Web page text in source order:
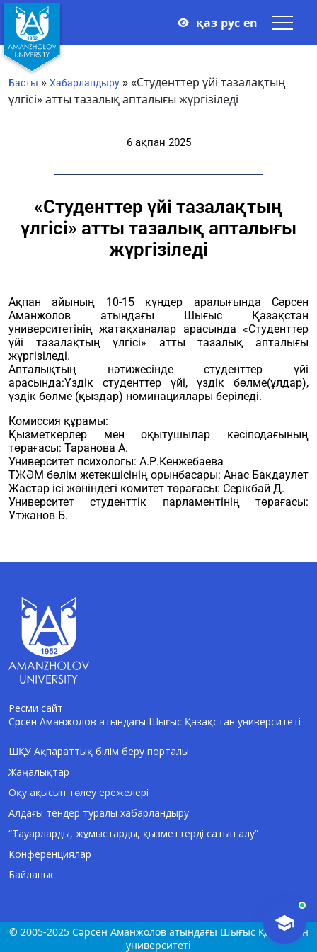
қаз рус en
Басты » Хабарландыру »«Студенттер үйі тазалақтың
үлгісі» атты тазалық апталығы жүргізіледі
6 ақпан 2025
«Студенттер үйі тазалақтың
үлгісі» атты тазалық апталығы
жүргізіледі
Ақпан айының 10-15 күндер аралығында Сәрсен
Аманжолов атындағы Шығыс Қазақстан
университетінің жатақханалар арасында «Студенттер
үйі тазалақтың үлгісі» атты тазалық апталығы
жүргізіледі.
Апталықтың нәтижесінде студенттер үйі
арасында:Үздік студенттер үйі, үздік бөлме(ұлдар),
үздік бөлме (қыздар) номинациялары беріледі.
Комиссия құрамы:
Қызметкерлер мен оқытушылар кәсіподағының
төрағасы: Таранова А.
Университет психологы: А.Р.Кенжебаева
ТЖӘМ бөлім жетекшісінің орынбасары: Анас Бакдаулет
Жастар ісі жөніндегі комитет төрағасы: Серікбай Д.
Университет студенттік парламентінің төрағасы:
Утжанов Б.
Ресми сайт
Сәрсен Аманжолов атындағы Шығыс Қазақстан университеті
ШҚУ Ақпараттық білім беру порталы
Жаңалықтар
Оқу ақысын төлеу ережелері
Алдағы тендер туралы хабарландыру
“Тауарларды, жұмыстарды, қызметтерді сатып алу”
Конференциялар
Байланыс
© 2005-2025 Сәрсен Аманжолов атындағы Шығыс Қазақстан
университеті
AI-Talapker
Сәлем! Мен AI-Talapker — Сәрсен
Аманжолов атындағы Шығыс Қазақстан
университеті (ШҚУ) көмекшісімін.
Бакалавриат, магистратура, докторантура